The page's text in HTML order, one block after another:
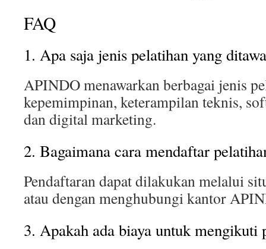
FAQ
1. Apa saja jenis pelatihan yang
APINDO menawarkan berbagai jenis
kepemimpinan, keterampilan teknis,
dan digital marketing.
2. Bagaimana cara mendaftar
Pendaftaran dapat dilakukan melalui
atau dengan menghubungi kantor
3. Apakah ada biaya untuk mengikuti